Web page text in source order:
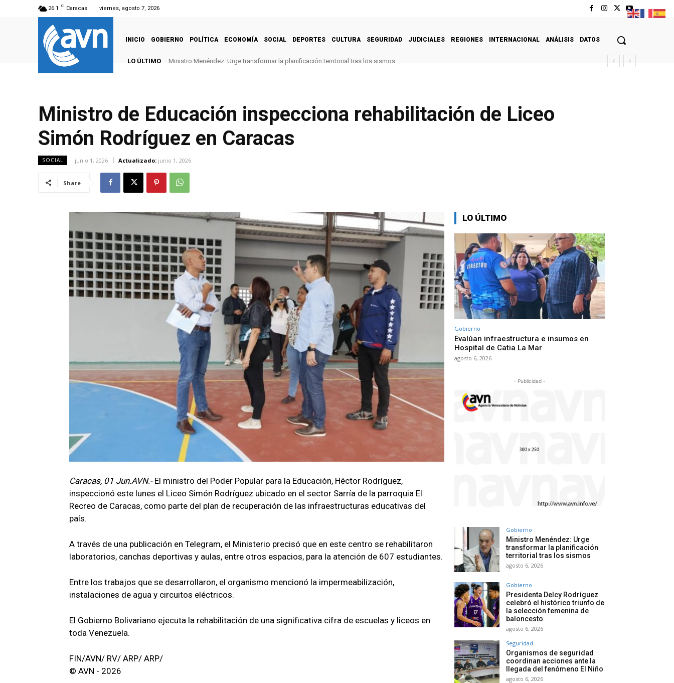
26.1 C Caracas viernes, agosto 7, 2026
INICIO GOBIERNO POLÍTICA ECONOMÍA SOCIAL DEPORTES CULTURA SEGURIDAD JUDICIALES REGIONES INTERNACIONAL ANÁLISIS DATOS
LO ÚLTIMO Ministro Menéndez: Urge transformar la planificación territorial tras los sismos
Ministro de Educación inspecciona rehabilitación de Liceo
Simón Rodríguez en Caracas
SOCIAL junio 1, 2026 Actualizado: junio 1, 2026
Share
Caracas, 01 Jun.AVN.- El ministro del Poder Popular para la Educación, Héctor Rodríguez,
inspeccionó este lunes el Liceo Simón Rodríguez ubicado en el sector Sarría de la parroquia El
Recreo de Caracas, como parte del plan de recuperación de las infraestructuras educativas del
país.
A través de una publicación en Telegram, el Ministerio precisó que en este centro se rehabilitaron
laboratorios, canchas deportivas y aulas, entre otros espacios, para la atención de 607 estudiantes.
Entre los trabajos que se desarrollaron, el organismo mencionó la impermeabilización,
instalaciones de agua y circuitos eléctricos.
El Gobierno Bolivariano ejecuta la rehabilitación de una significativa cifra de escuelas y liceos en
toda Venezuela.
FIN/AVN/ RV/ ARP/ ARP/
© AVN - 2026
LO ÚLTIMO
Gobierno
Evalúan infraestructura e insumos en
Hospital de Catia La Mar
agosto 6, 2026
- Publicidad -
Gobierno
Ministro Menéndez: Urge
transformar la planificación
territorial tras los sismos
agosto 6, 2026
Gobierno
Presidenta Delcy Rodríguez
celebró el histórico triunfo de
la selección femenina de
baloncesto
agosto 6, 2026
Seguridad
Organismos de seguridad
coordinan acciones ante la
llegada del fenómeno El Niño
agosto 6, 2026